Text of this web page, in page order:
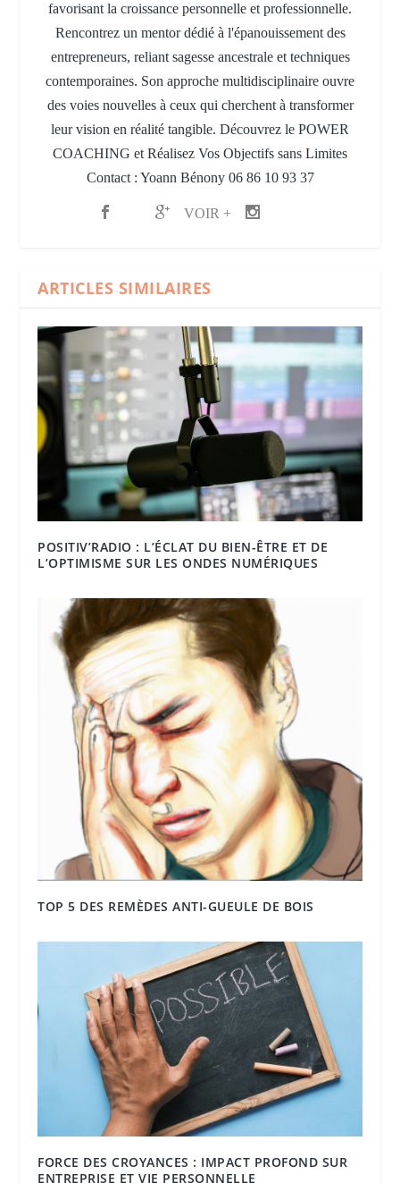
favorisant la croissance personnelle et professionnelle.
Rencontrez un mentor dédié à l'épanouissement des
entrepreneurs, reliant sagesse ancestrale et techniques
contemporaines. Son approche multidisciplinaire ouvre
des voies nouvelles à ceux qui cherchent à transformer
leur vision en réalité tangible. Découvrez le POWER
COACHING et Réalisez Vos Objectifs sans Limites
Contact : Yoann Bénony 06 86 10 93 37
VOIR +
ARTICLES SIMILAIRES
POSITIV’RADIO : L’ÉCLAT DU BIEN-ÊTRE ET DE
L’OPTIMISME SUR LES ONDES NUMÉRIQUES
TOP 5 DES REMÈDES ANTI-GUEULE DE BOIS
FORCE DES CROYANCES : IMPACT PROFOND SUR
ENTREPRISE ET VIE PERSONNELLE